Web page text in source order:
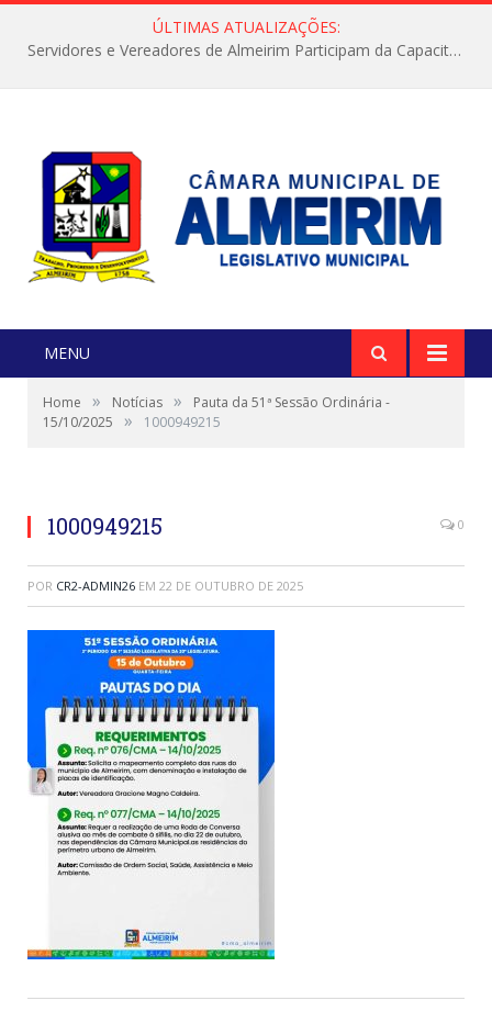
ÚLTIMAS ATUALIZAÇÕES:
Servidores e Vereadores de Almeirim Participam da Capacitação “Orientar é a Nossa Missão”
MENU
Home » Notícias »
Pauta da 51ª Sessão Ordinária -
15/10/2025
» 1000949215
1000949215 0
POR CR2-ADMIN26 EM 22 DE OUTUBRO DE 2025